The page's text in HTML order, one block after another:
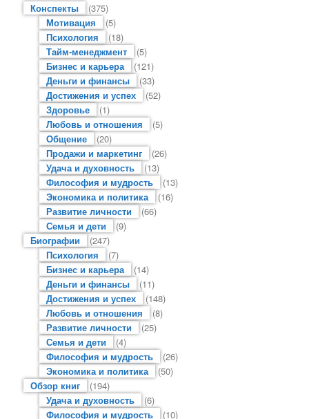
Конспекты
(375)
Мотивация
(5)
Психология
(18)
Тайм-менеджмент
(5)
Бизнес и карьера
(121)
Деньги и финансы
(33)
Достижения и успех
(52)
Здоровье
(1)
Любовь и отношения
(5)
Общение
(20)
Продажи и маркетинг
(26)
Удача и духовность
(13)
Философия и мудрость
(13)
Экономика и политика
(16)
Развитие личности
(66)
Семья и дети
(9)
Биографии
(247)
Психология
(7)
Бизнес и карьера
(14)
Деньги и финансы
(11)
Достижения и успех
(148)
Любовь и отношения
(8)
Развитие личности
(25)
Семья и дети
(4)
Философия и мудрость
(26)
Экономика и политика
(50)
Обзор книг
(194)
Удача и духовность
(6)
Философия и мудрость
(10)